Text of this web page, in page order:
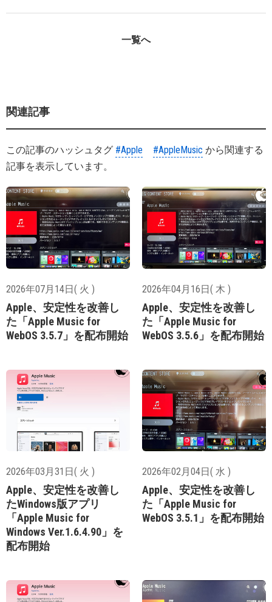
一覧へ
関連記事
この記事のハッシュタグ #Apple #AppleMusic から関連する
記事を表示しています。
2026年07月14日( 火 )
Apple、安定性を改善し
た「Apple Music for
WebOS 3.5.7」を配布開始
2026年04月16日( 木 )
Apple、安定性を改善し
た「Apple Music for
WebOS 3.5.6」を配布開始
2026年03月31日( 火 )
Apple、安定性を改善し
たWindows版アプリ
「Apple Music for
Windows Ver.1.6.4.90」を
配布開始
2026年02月04日( 水 )
Apple、安定性を改善し
た「Apple Music for
WebOS 3.5.1」を配布開始